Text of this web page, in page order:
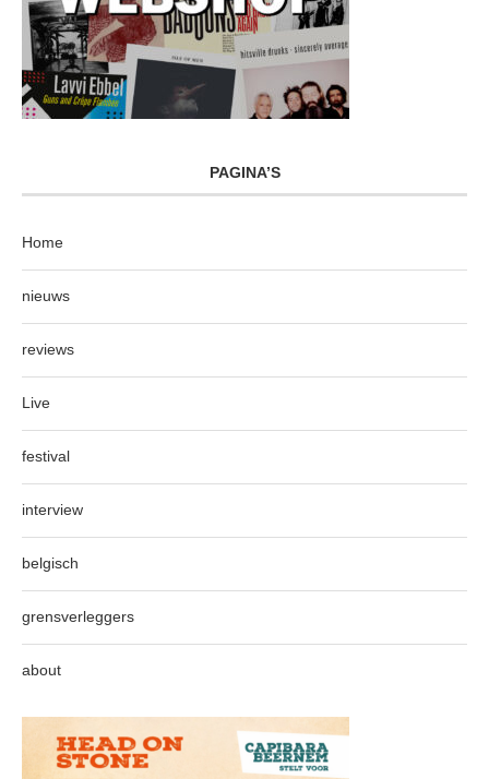
PAGINA’S
Home
nieuws
reviews
Live
festival
interview
belgisch
grensverleggers
about